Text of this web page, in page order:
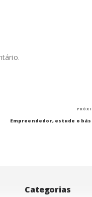
Empreendedor, estude o
Categorias